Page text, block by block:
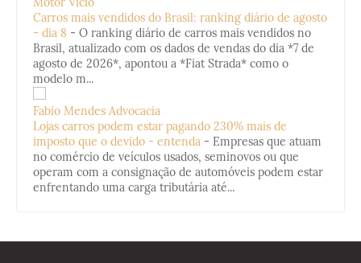
Carros mais vendidos do Brasil: ranking diário de agosto
- dia 8 - O ranking diário de carros mais vendidos no
Brasil, atualizado com os dados de vendas do dia *7 de
agosto de 2026*, apontou a *Fiat Strada* como o
modelo m...
Fabio Mendes Advocacia
Lojas carros podem estar pagando 230% mais de
imposto que o devido - entenda - Empresas que atuam
no comércio de veículos usados, seminovos ou que
operam com a consignação de automóveis podem estar
enfrentando uma carga tributária até...